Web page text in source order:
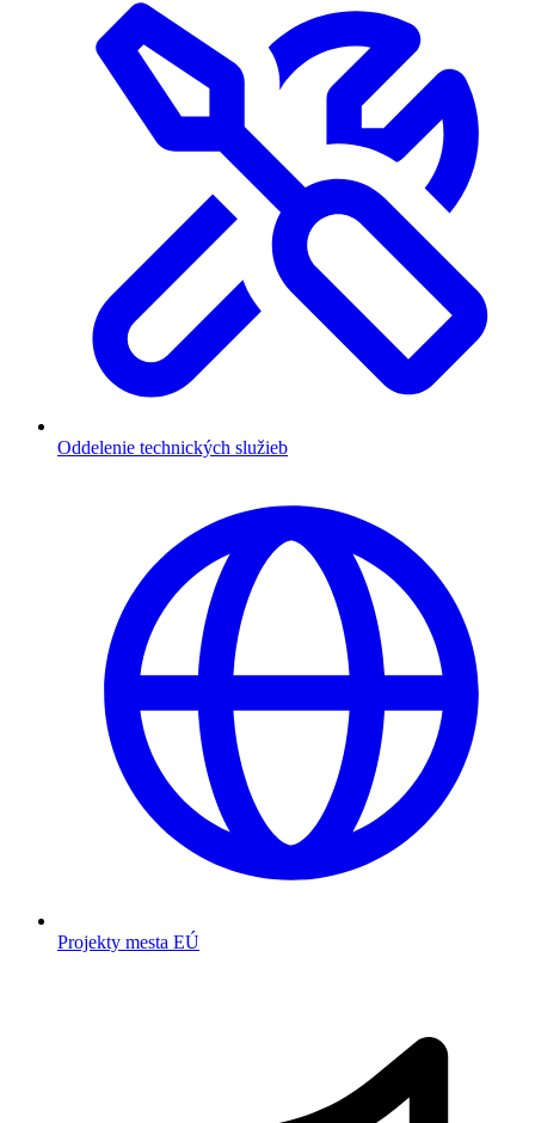
Oddelenie technických služieb
Projekty mesta EÚ